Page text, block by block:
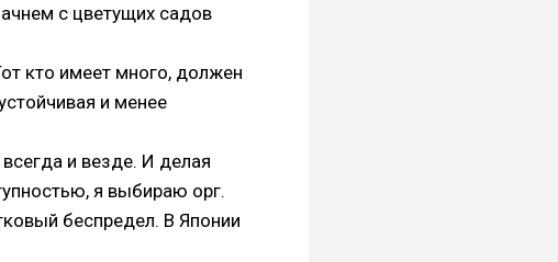
с цветущих садов
кто имеет много, должен
и менее
и везде. И делая
я выбираю орг.
беспредел. В Японии